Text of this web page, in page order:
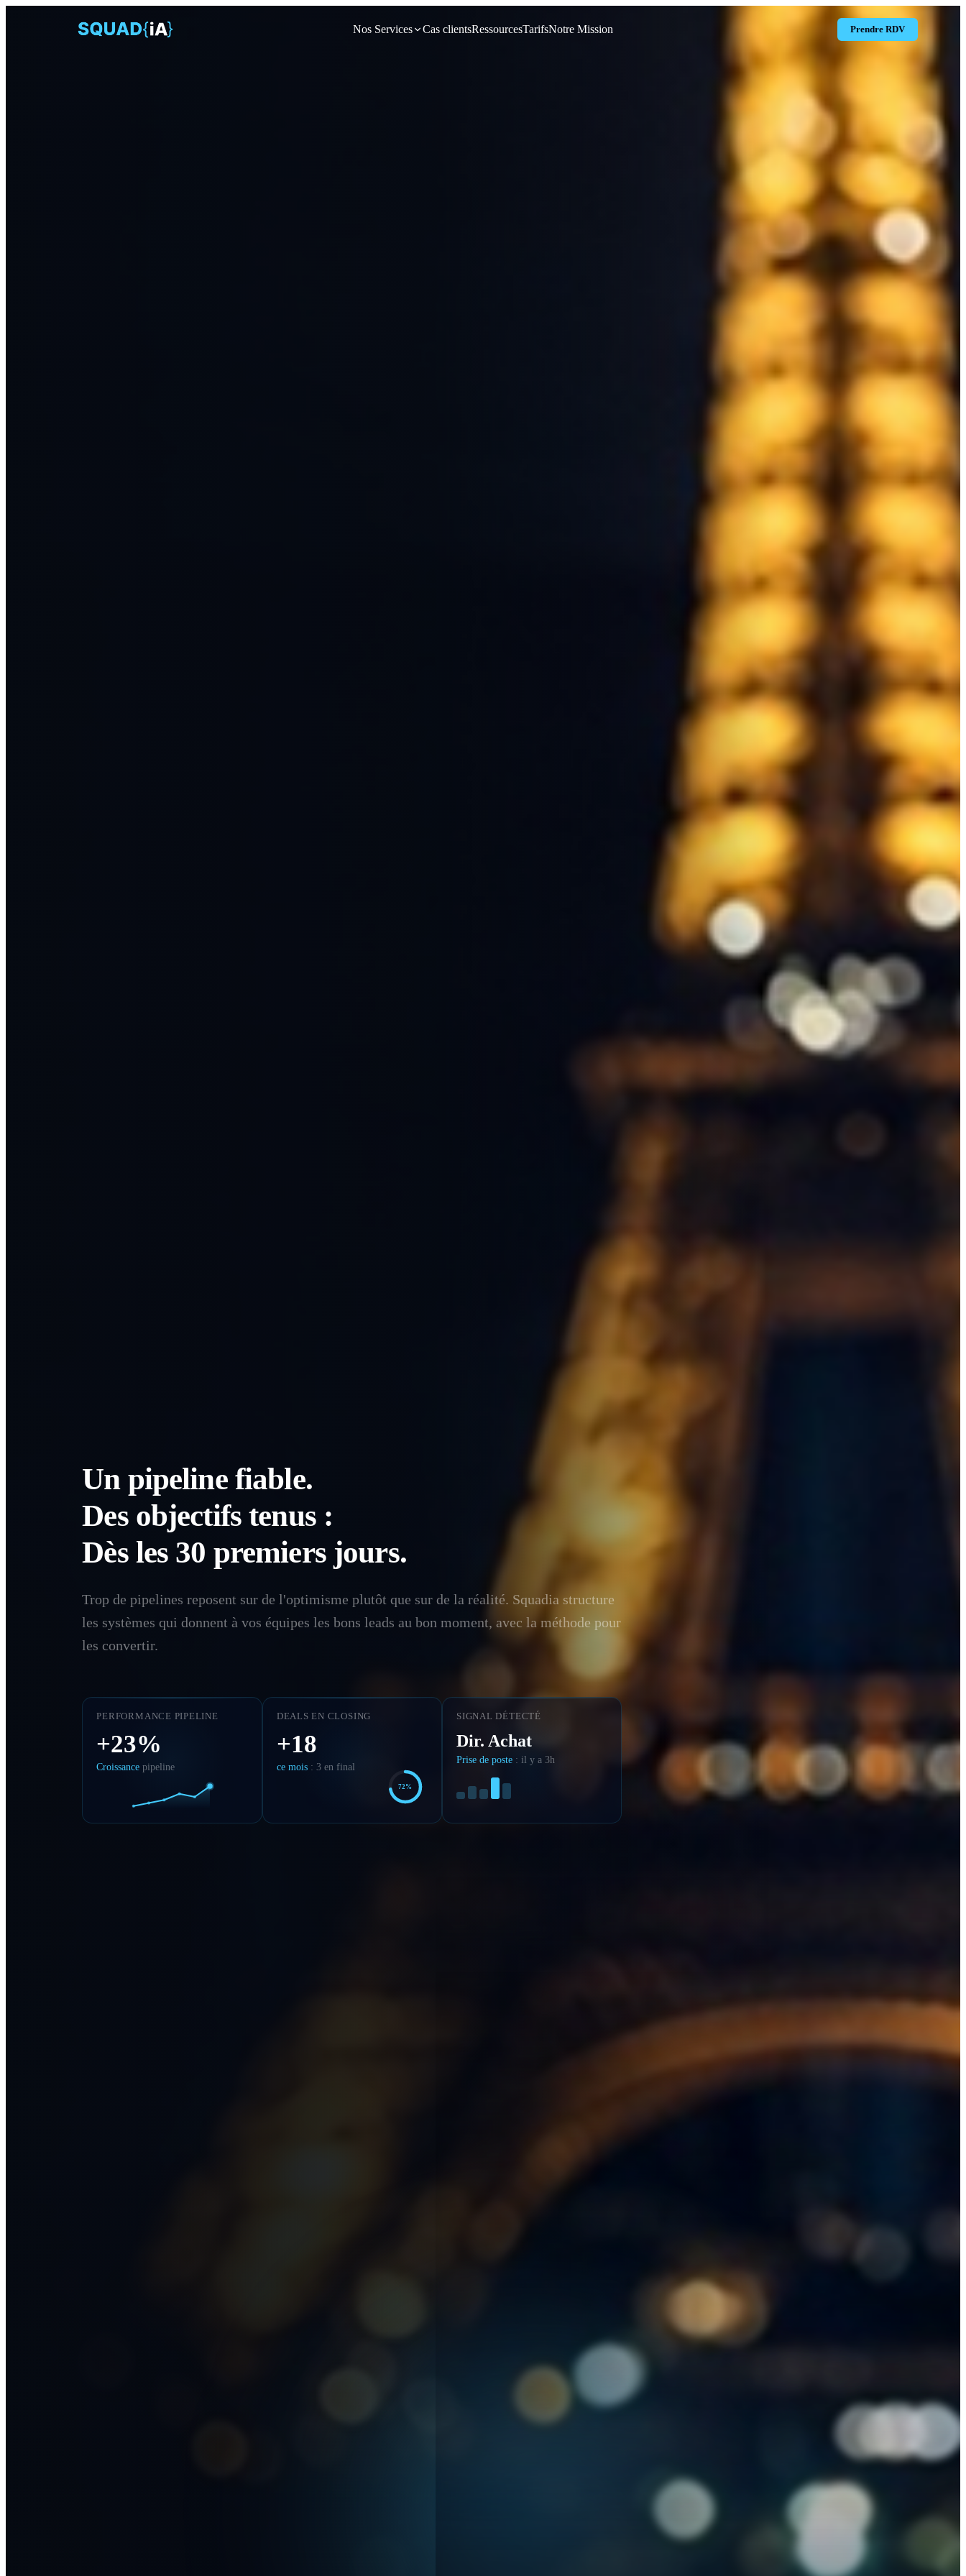
Nos Services Cas clientsRessourcesTarifsNotre Mission Prendre RDV
Un pipeline fiable.
Des objectifs tenus :
Dès les 30 premiers jours.
Trop de pipelines reposent sur de l'optimisme plutôt que sur de la réalité. Squadia structure
les systèmes qui donnent à vos équipes les bons leads au bon moment, avec la méthode pour
les convertir.
PERFORMANCE PIPELINE
+23%
Croissance pipeline
DEALS EN CLOSING
+18
ce mois: 3 en final
72%
SIGNAL DÉTECTÉ
Dir. Achat
Prise de poste : il y a 3h